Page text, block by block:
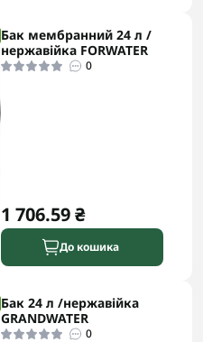
Бак мембранний 24 л /
нержавійка FORWATER
0
1 706.59 ₴
До кошика
Бак 24 л /нержавійка
GRANDWATER
0